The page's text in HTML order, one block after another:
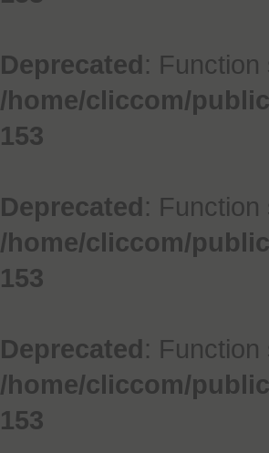
Deprecated:
/home/cliccom/
153
Deprecated:
/home/cliccom/
153
Deprecated:
/home/cliccom/
153